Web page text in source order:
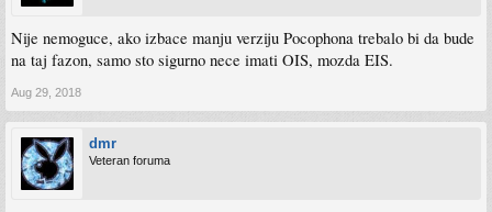
Nije nemoguce, ako izbace manju verziju Pocophona trebalo bi da bude
na taj fazon, samo sto sigurno nece imati OIS, mozda EIS.
Aug 29, 2018
dmr
Veteran foruma